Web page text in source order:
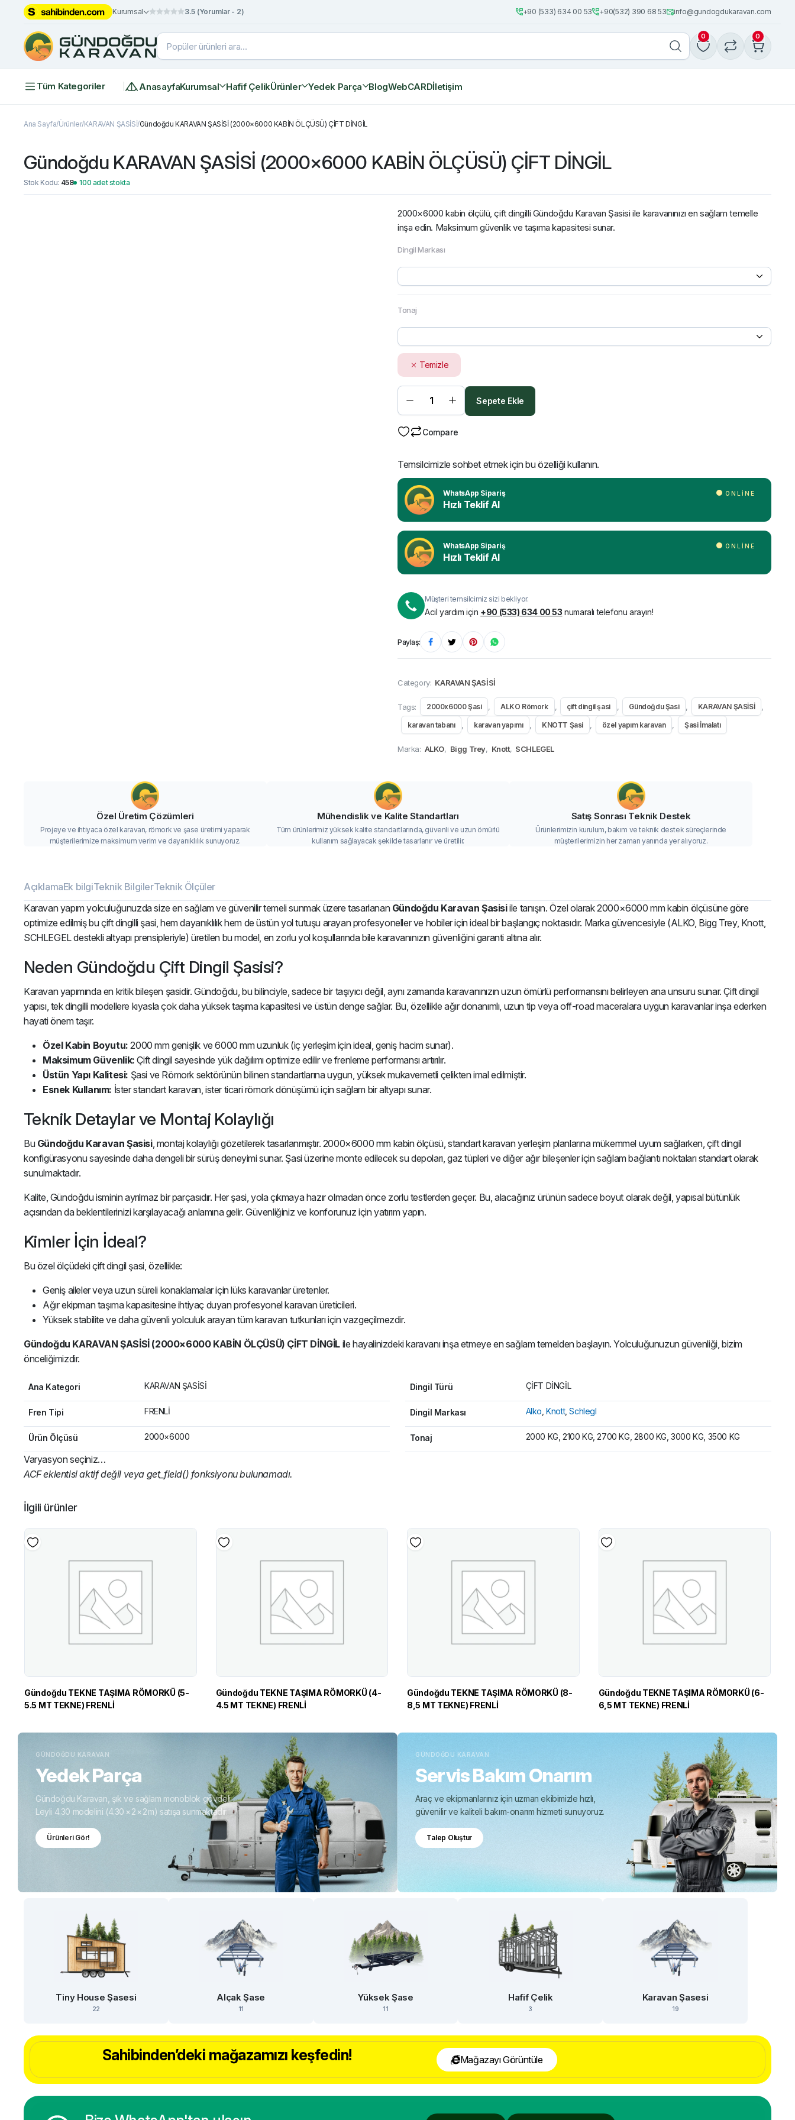
Kurumsal 3.5 (Yorumlar - 2) +90 (533) 634 00 53 +90(532) 390 68 53 info@gundogdukaravan.com
0 0
Tüm Kategoriler AnasayfaKurumsal Hafif ÇelikÜrünler Yedek Parça BlogWebCARDİletişim
Ana Sayfa Ürünler KARAVAN ŞASİSİ Gündoğdu KARAVAN ŞASİSİ (2000×6000 KABİN ÖLÇÜSÜ) ÇİFT DİNGİL
Gündoğdu KARAVAN ŞASİSİ (2000×6000 KABİN ÖLÇÜSÜ) ÇİFT DİNGİL
Stok Kodu: 458 100 adet stokta
2000×6000 kabin ölçülü, çift dingilli Gündoğdu Karavan Şasisi ile karavanınızı en sağlam temelle
inşa edin. Maksimum güvenlik ve taşıma kapasitesi sunar.
Dingil Markası
Tonaj
Temizle
Sepete Ekle
Compare
Temsilcimizle sohbet etmek için bu özelliği kullanın.
WhatsApp Sipariş ONLINE
Hızlı Teklif Al
WhatsApp Sipariş ONLINE
Hızlı Teklif Al
Müşteri temsilcimiz sizi bekliyor.
Acil yardım için +90 (533) 634 00 53 numaralı telefonu arayın!
Paylaş:
Category: KARAVAN ŞASİSİ
Tags: 2000x6000 Şasi , ALKO Römork , çift dingil şasi , Gündoğdu Şasi , KARAVAN ŞASİSİ ,
karavan tabanı , karavan yapımı , KNOTT Şasi , özel yapım karavan , Şasi İmalatı
Marka: ALKO, Bigg Trey, Knott, SCHLEGEL
Özel Üretim Çözümleri
Projeye ve ihtiyaca özel karavan, römork ve şase üretimi yaparak
müşterilerimize maksimum verim ve dayanıklılık sunuyoruz.
Mühendislik ve Kalite Standartları
Tüm ürünlerimiz yüksek kalite standartlarında, güvenli ve uzun ömürlü
kullanım sağlayacak şekilde tasarlanır ve üretilir.
Satış Sonrası Teknik Destek
Ürünlerimizin kurulum, bakım ve teknik destek süreçlerinde
müşterilerimizin her zaman yanında yer alıyoruz.
AçıklamaEk bilgiTeknik BilgilerTeknik Ölçüler
Karavan yapım yolculuğunuzda size en sağlam ve güvenilir temeli sunmak üzere tasarlanan Gündoğdu Karavan Şasisiile tanışın. Özel olarak 2000×6000 mm kabin ölçüsüne göre
optimize edilmiş bu çift dingilli şasi, hem dayanıklılık hem de üstün yol tutuşu arayan profesyoneller ve hobiler için ideal bir başlangıç noktasıdır. Marka güvencesiyle (ALKO, Bigg Trey, Knott,
SCHLEGEL destekli altyapı prensipleriyle) üretilen bu model, en zorlu yol koşullarında bile karavanınızın güvenliğini garanti altına alır.
Neden Gündoğdu Çift Dingil Şasisi?
Karavan yapımında en kritik bileşen şasidir. Gündoğdu, bu bilinciyle, sadece bir taşıyıcı değil, aynı zamanda karavanınızın uzun ömürlü performansını belirleyen ana unsuru sunar. Çift dingil
yapısı, tek dingilli modellere kıyasla çok daha yüksek taşıma kapasitesi ve üstün denge sağlar. Bu, özellikle ağır donanımlı, uzun tip veya off-road maceralara uygun karavanlar inşa ederken
hayati önem taşır.
Özel Kabin Boyutu: 2000 mm genişlik ve 6000 mm uzunluk (iç yerleşim için ideal, geniş hacim sunar).
Maksimum Güvenlik: Çift dingil sayesinde yük dağılımı optimize edilir ve frenleme performansı artırılır.
Üstün Yapı Kalitesi: Şasi ve Römork sektörünün bilinen standartlarına uygun, yüksek mukavemetli çelikten imal edilmiştir.
Esnek Kullanım: İster standart karavan, ister ticari römork dönüşümü için sağlam bir altyapı sunar.
Teknik Detaylar ve Montaj Kolaylığı
Bu Gündoğdu Karavan Şasisi, montaj kolaylığı gözetilerek tasarlanmıştır. 2000×6000 mm kabin ölçüsü, standart karavan yerleşim planlarına mükemmel uyum sağlarken, çift dingil
konfigürasyonu sayesinde daha dengeli bir sürüş deneyimi sunar. Şasi üzerine monte edilecek su depoları, gaz tüpleri ve diğer ağır bileşenler için sağlam bağlantı noktaları standart olarak
sunulmaktadır.
Kalite, Gündoğdu isminin ayrılmaz bir parçasıdır. Her şasi, yola çıkmaya hazır olmadan önce zorlu testlerden geçer. Bu, alacağınız ürünün sadece boyut olarak değil, yapısal bütünlük
açısından da beklentilerinizi karşılayacağı anlamına gelir. Güvenliğiniz ve konforunuz için yatırım yapın.
Kimler İçin İdeal?
Bu özel ölçüdeki çift dingil şasi, özellikle:
Geniş aileler veya uzun süreli konaklamalar için lüks karavanlar üretenler.
Ağır ekipman taşıma kapasitesine ihtiyaç duyan profesyonel karavan üreticileri.
Yüksek stabilite ve daha güvenli yolculuk arayan tüm karavan tutkunları için vazgeçilmezdir.
Gündoğdu KARAVAN ŞASİSİ (2000×6000 KABİN ÖLÇÜSÜ) ÇİFT DİNGİL ile hayalinizdeki karavanı inşa etmeye en sağlam temelden başlayın. Yolculuğunuzun güvenliği, bizim
önceliğimizdir.
Ana Kategori KARAVAN ŞASİSİ Dingil Türü ÇİFT DİNGİL
Fren Tipi FRENLİ Dingil Markası Alko ,Knott,Schlegl
Ürün Ölçüsü 2000×6000 Tonaj 2000 KG, 2100 KG, 2700 KG, 2800 KG, 3000 KG, 3500 KG
Varyasyon seçiniz…
ACF eklentisi aktif değil veya get_field() fonksiyonu bulunamadı.
İlgili ürünler
Gündoğdu TEKNE TAŞIMA RÖMORKÜ (5-
5.5 MT TEKNE) FRENLİ
Gündoğdu TEKNE TAŞIMA RÖMORKÜ (4-
4.5 MT TEKNE) FRENLİ
Gündoğdu TEKNE TAŞIMA RÖMORKÜ (8-
8,5 MT TEKNE) FRENLİ
Gündoğdu TEKNE TAŞIMA RÖMORKÜ (6-
6,5 MT TEKNE) FRENLİ
GÜNDOĞDU KARAVAN
Yedek Parça
Gündoğdu Karavan, şık ve sağlam monoblok gövdeli
Leyli 4.30 modelini (4.30 × 2 × 2 m) satışa sunmaktadır.
Ürünleri Gör!
GÜNDOĞDU KARAVAN
Servis Bakım Onarım
Araç ve ekipmanlarınız için uzman ekibimizle hızlı,
güvenilir ve kaliteli bakım-onarım hizmeti sunuyoruz.
Talep Oluştur
Tiny House Şasesi
22
Alçak Şase
11
Yüksek Şase
11
Hafif Çelik
3
Karavan Şasesi
19
Sahibinden’deki mağazamızı keşfedin! Mağazayı Görüntüle